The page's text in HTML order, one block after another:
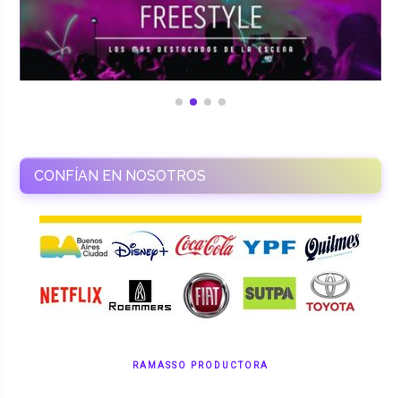
CONFÍAN EN NOSOTROS
RAMASSO PRODUCTORA